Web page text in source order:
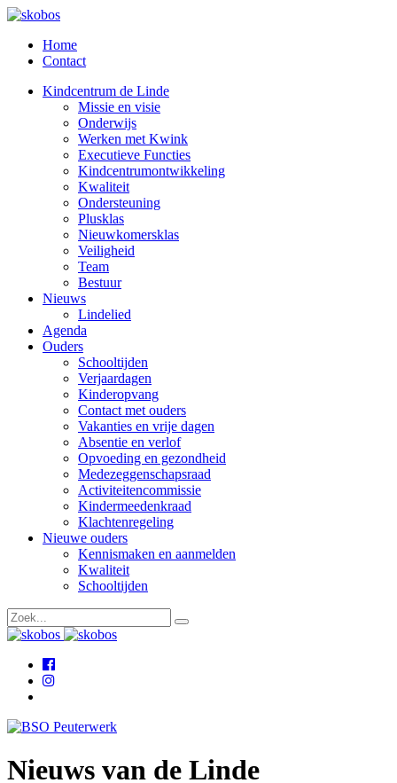
Home
Contact
Kindcentrum de Linde
Missie en visie
Onderwijs
Werken met Kwink
Executieve Functies
Kindcentrumontwikkeling
Kwaliteit
Ondersteuning
Plusklas
Nieuwkomersklas
Veiligheid
Team
Bestuur
Nieuws
Lindelied
Agenda
Ouders
Schooltijden
Verjaardagen
Kinderopvang
Contact met ouders
Vakanties en vrije dagen
Absentie en verlof
Opvoeding en gezondheid
Medezeggenschapsraad
Activiteitencommissie
Kindermeedenkraad
Klachtenregeling
Nieuwe ouders
Kennismaken en aanmelden
Kwaliteit
Schooltijden
Nieuws van de Linde